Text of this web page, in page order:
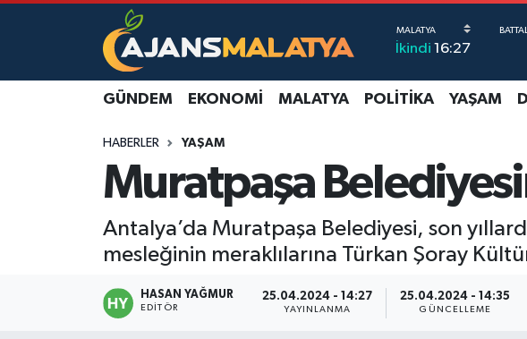
İkindi 16:27
GÜNDEM EKONOMI MALATYA POLITIKA YAŞAM
HABERLER YAŞAM
Muratpaşa
Antalya’da Muratpaşa Belediyesi, son
mesleğinin meraklılarına Türkan Şoray
HASAN YAĞMUR
EDITÖR
25.04.2024 - 14:27
YAYINLANMA
25.04.2024 - 14:35
GÜNCELLEME
Gündem
Malatya Nöbetçi Eczaneler
Malatya Trafik Yoğunluk Haritası
TFF 3.Lig 2.Grup Puan Durumu ve Fikstür
Tüm Manşetler